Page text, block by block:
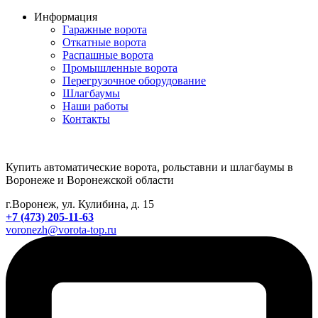
Информация
Гаражные ворота
Откатные ворота
Распашные ворота
Промышленные ворота
Перегрузочное оборудование
Шлагбаумы
Наши работы
Контакты
Купить автоматические ворота, рольставни и шлагбаумы в
Воронеже и Воронежской области
г.Воронеж, ул. Кулибина, д. 15
+7 (473) 205-11-63
voronezh@vorota-top.ru